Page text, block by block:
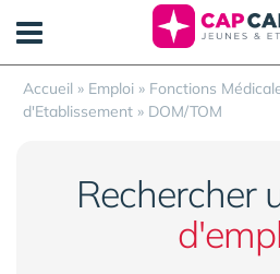
Accueil » Emploi » Fonctions
d'Etablissement » DOM/TOM
Rechercher
Panneau de gestion des cookies